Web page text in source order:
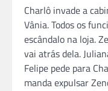
Charlô invade a
Vânia. Todos os
escândalo na loja.
vai atrás dela.
Felipe pede para
manda expulsar